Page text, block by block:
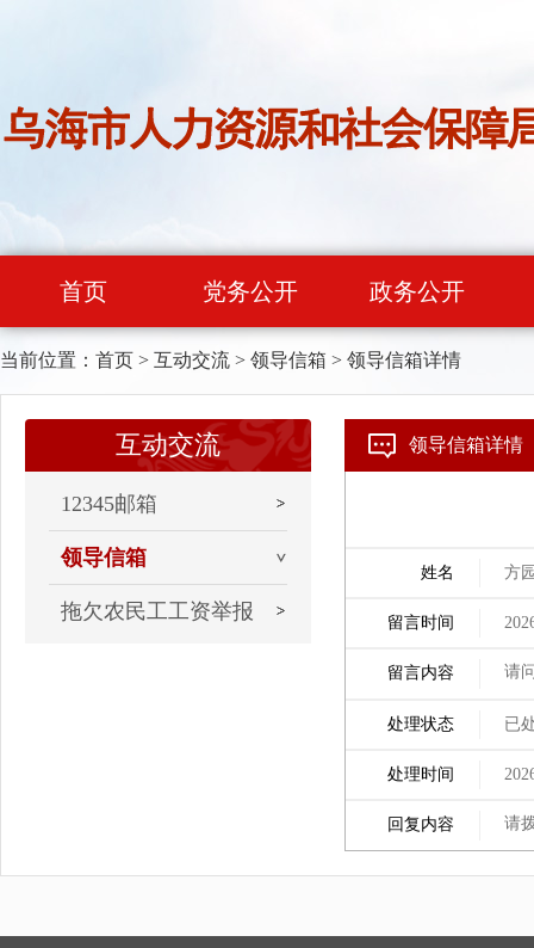
首页 党务公开 政务公开
当前位置： 首页 > 互动交流 > 领导信箱 > 领导信箱详情
互动交流
12345邮箱
领导信箱
拖欠农民工工资举报
领导信箱详情
姓名 方
留言时间
留言内容 请
处理状态 已
处理时间
回复内容 请